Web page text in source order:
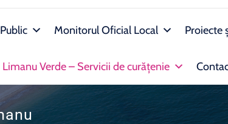
Monitorul Oficial Local Proiecte
Limanu Verde – Servicii de curățenie